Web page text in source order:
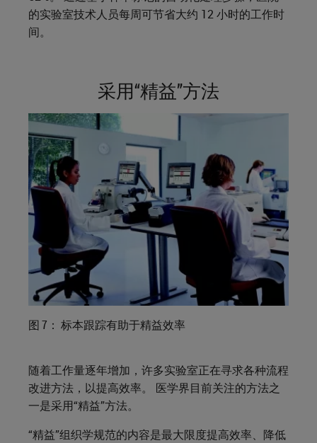
的实验室技术人员每周可节省大约 12 小时的工作时
间。
采用“精益”方法
图 7： 标本跟踪有助于精益效率
随着工作量逐年增加，许多实验室正在寻求各种流程
改进方法，以提高效率。 医学界目前关注的方法之
一是采用“精益”方法。
“精益”组织学规范的内容是最大限度提高效率、降低